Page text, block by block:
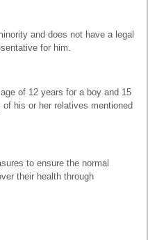
and does not have a legal
for him.
of 12 years for a boy and 15
his or her relatives mentioned
to ensure the normal
their health through